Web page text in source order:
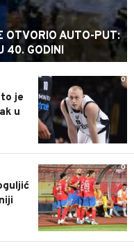
OTVORIO AUTO-PUT:
40. GODINI
0
je
u
0